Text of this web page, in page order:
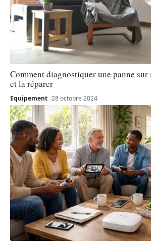
Comment diagnostiquer une panne sur
et la réparer
Equipement 28 octobre 2024